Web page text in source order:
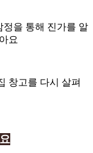
정을 통해 진가를 알
요
창고를 다시 살펴